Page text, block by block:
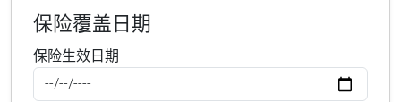
保险覆盖日期
保险生效日期